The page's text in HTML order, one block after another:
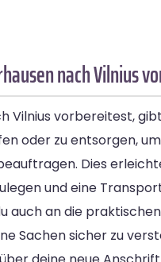
nach Vilnius
Vilnius vorbereitest,
oder zu entsorgen,
Dies
und eine
an die
Sachen sicher zu